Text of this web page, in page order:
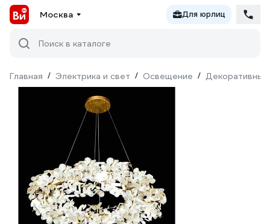
Москва Для юрлиц
Поиск в каталоге
Главная / Электрика и свет / Освещение / Декоративный